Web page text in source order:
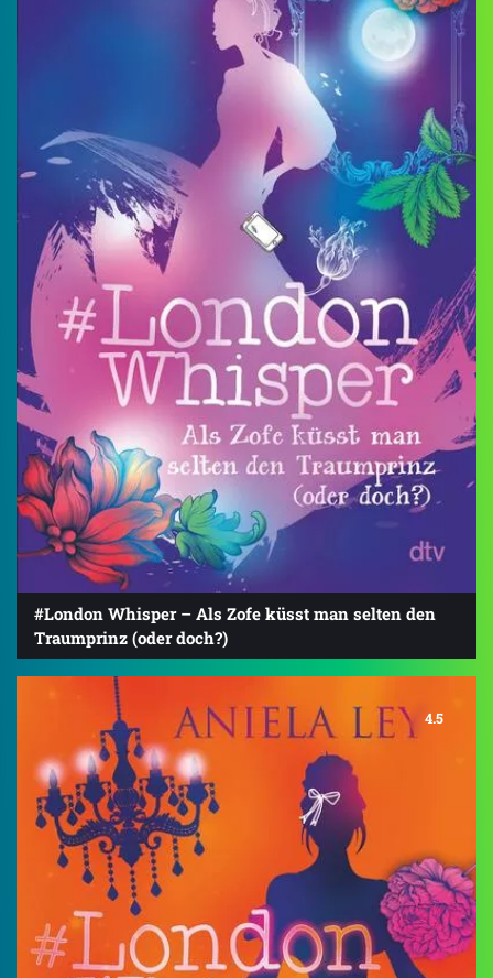
#London Whisper – Als Zofe küsst man selten den
Traumprinz (oder doch?)
4.5